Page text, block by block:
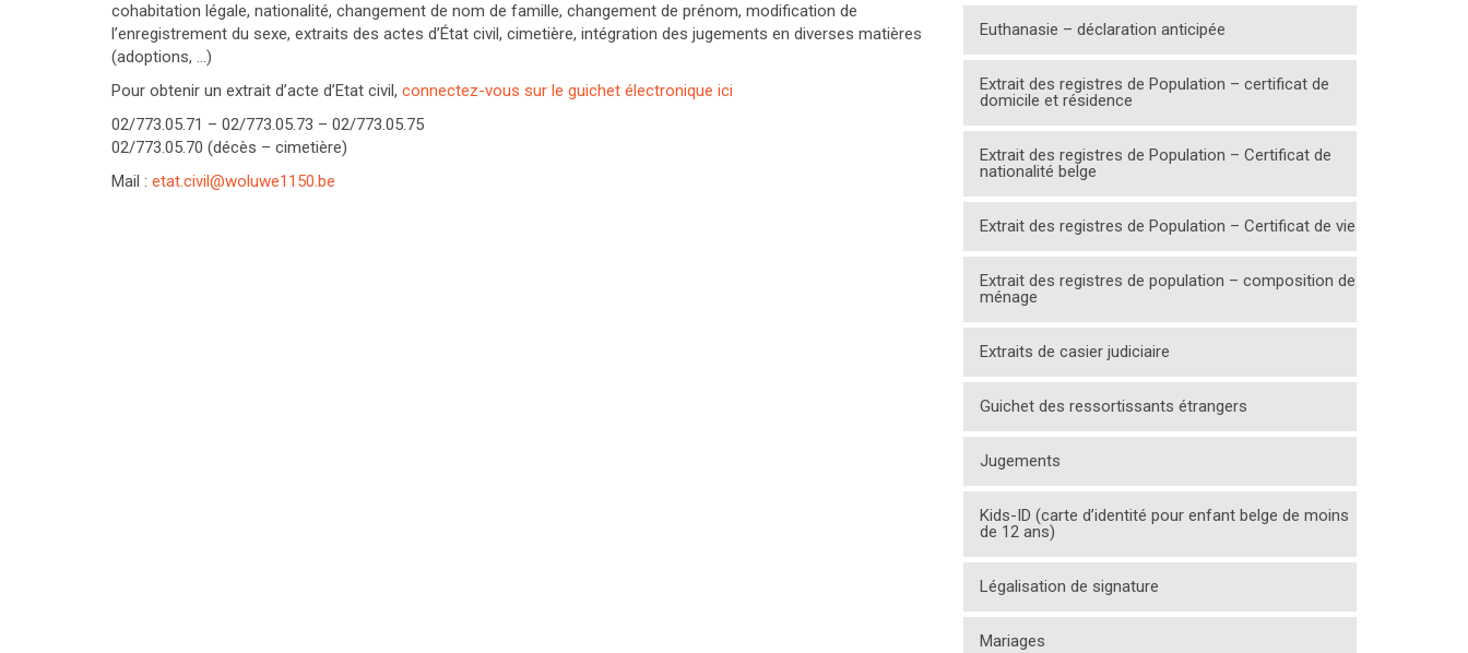
cohabitation légale, nationalité, changement de nom de famille, changement de prénom, modification de
l’enregistrement du sexe, extraits des actes d’État civil, cimetière, intégration des jugements en diverses matières
(adoptions, …)
Pour obtenir un extrait d’acte d’Etat civil, connectez-vous sur le guichet électronique ici
02/773.05.71 – 02/773.05.73 – 02/773.05.75
02/773.05.70 (décès – cimetière)
Mail : etat.civil@woluwe1150.be
Euthanasie – déclaration anticipée
Extrait des registres de Population – certificat de
domicile et résidence
Extrait des registres de Population – Certificat de
nationalité belge
Extrait des registres de Population – Certificat de vie
Extrait des registres de population – composition de
ménage
Extraits de casier judiciaire
Guichet des ressortissants étrangers
Jugements
Kids-ID (carte d’identité pour enfant belge de moins
de 12 ans)
Légalisation de signature
Mariages